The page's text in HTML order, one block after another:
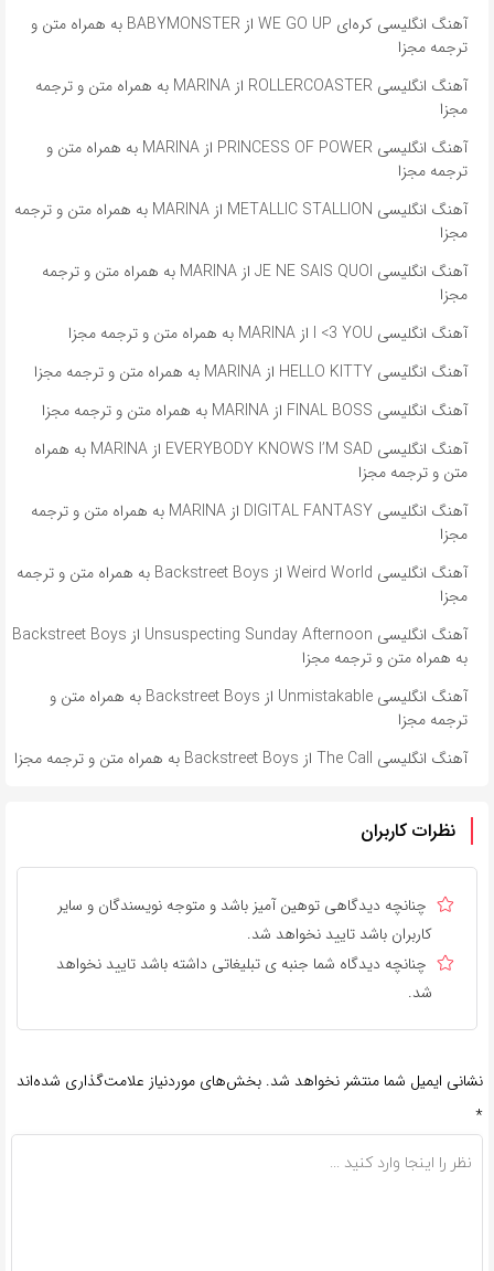
آهنگ انگلیسی کره‌ای WE GO UP از BABYMONSTER به همراه متن و
ترجمه مجزا
آهنگ انگلیسی ROLLERCOASTER از MARINA به همراه متن و ترجمه
مجزا
آهنگ انگلیسی PRINCESS OF POWER از MARINA به همراه متن و
ترجمه مجزا
آهنگ انگلیسی METALLIC STALLION از MARINA به همراه متن و ترجمه
مجزا
آهنگ انگلیسی JE NE SAIS QUOI از MARINA به همراه متن و ترجمه
مجزا
آهنگ انگلیسی I <3 YOU از MARINA به همراه متن و ترجمه مجزا
آهنگ انگلیسی HELLO KITTY از MARINA به همراه متن و ترجمه مجزا
آهنگ انگلیسی FINAL BOSS از MARINA به همراه متن و ترجمه مجزا
آهنگ انگلیسی EVERYBODY KNOWS I’M SAD از MARINA به همراه
متن و ترجمه مجزا
آهنگ انگلیسی DIGITAL FANTASY از MARINA به همراه متن و ترجمه
مجزا
آهنگ انگلیسی Weird World از Backstreet Boys به همراه متن و ترجمه
مجزا
آهنگ انگلیسی Unsuspecting Sunday Afternoon از Backstreet Boys
به همراه متن و ترجمه مجزا
آهنگ انگلیسی Unmistakable از Backstreet Boys به همراه متن و
ترجمه مجزا
آهنگ انگلیسی The Call از Backstreet Boys به همراه متن و ترجمه مجزا
نظرات کاربران
چنانچه دیدگاهی توهین آمیز باشد و متوجه نویسندگان و سایر
کاربران باشد تایید نخواهد شد.
چنانچه دیدگاه شما جنبه ی تبلیغاتی داشته باشد تایید نخواهد
شد.
نشانی ایمیل شما منتشر نخواهد شد. بخش‌های موردنیاز علامت‌گذاری شده‌اند
*